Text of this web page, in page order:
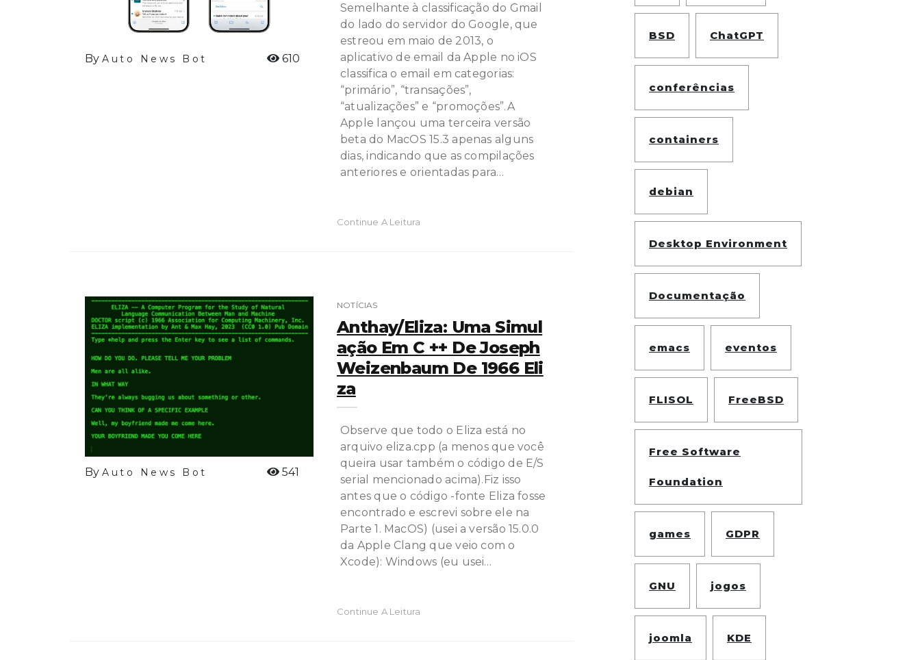
By Auto News Bot 610
Semelhante à classificação do Gmail
do lado do servidor do Google, que
estreou em maio de 2013, o
aplicativo de email da Apple no iOS
classifica o email em categorias:
“primário”, “transações”,
“atualizações” e “promoções”.A
Apple lançou uma terceira versão
beta do MacOS 15.3 apenas alguns
dias, indicando que as compilações
anteriores e orientadas para…
Continue A Leitura
By Auto News Bot 541
NOTÍCIAS
Anthay/Eliza: Uma Simul
Ação Em C ++ De Joseph
Weizenbaum De 1966 Eli
Za
Observe que todo o Eliza está no
arquivo eliza.cpp (a menos que você
queira usar também o código de E/S
serial mencionado acima).Fiz isso
antes que o código -fonte Eliza fosse
encontrado e escrevi sobre ele na
Parte 1. MacOS) (usei a versão 15.0.0
da Apple Clang que veio com o
Xcode): Windows (eu usei…
Continue A Leitura
BSD ChatGPT
conferências
containers
debian
Desktop Environment
Documentação
emacs eventos
FLISOL FreeBSD
Free Software
Foundation
games GDPR
GNU jogos
joomla KDE